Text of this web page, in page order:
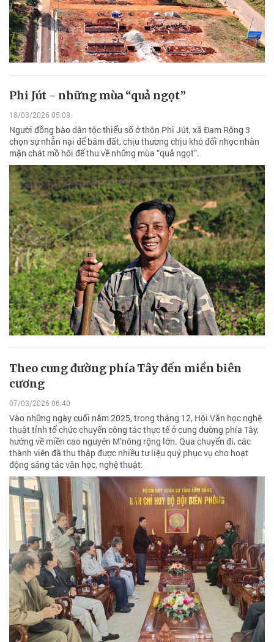
Phi Jút - những mùa “quả ngọt”
18/03/2026 05:08
Người đồng bào dân tộc thiểu số ở thôn Phi Jút, xã Đam Rông 3
chọn sự nhẫn nại để bám đất, chịu thương chịu khó đổi nhọc nhằn
mặn chát mồ hôi để thu về những mùa “quả ngọt”.
Theo cung đường phía Tây đến miền biên
cương
07/03/2026 06:40
Vào những ngày cuối năm 2025, trong tháng 12, Hội Văn học nghệ
thuật tỉnh tổ chức chuyến công tác thực tế ở cung đường phía Tây,
hướng về miền cao nguyên M’nông rộng lớn. Qua chuyến đi, các
thành viên đã thu thập được nhiều tư liệu quý phục vụ cho hoạt
động sáng tác văn học, nghệ thuật.